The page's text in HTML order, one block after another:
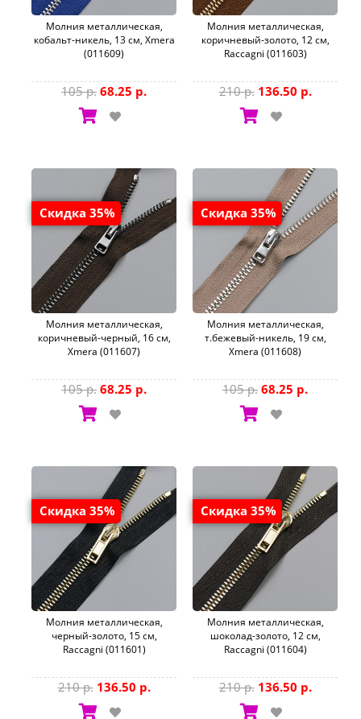
Молния металлическая,
кобальт-никель, 13 см, Xmera
(011609)
105 р. 68.25 р.
Молния металлическая,
коричневый-золото, 12 см,
Raccagni (011603)
210 р. 136.50 р.
Скидка 35%
Молния металлическая,
коричневый-черный, 16 см,
Xmera (011607)
105 р. 68.25 р.
Скидка 35%
Молния металлическая,
т.бежевый-никель, 19 см,
Xmera (011608)
105 р. 68.25 р.
Скидка 35%
Молния металлическая,
черный-золото, 15 см,
Raccagni (011601)
210 р. 136.50 р.
Скидка 35%
Молния металлическая,
шоколад-золото, 12 см,
Raccagni (011604)
210 р. 136.50 р.